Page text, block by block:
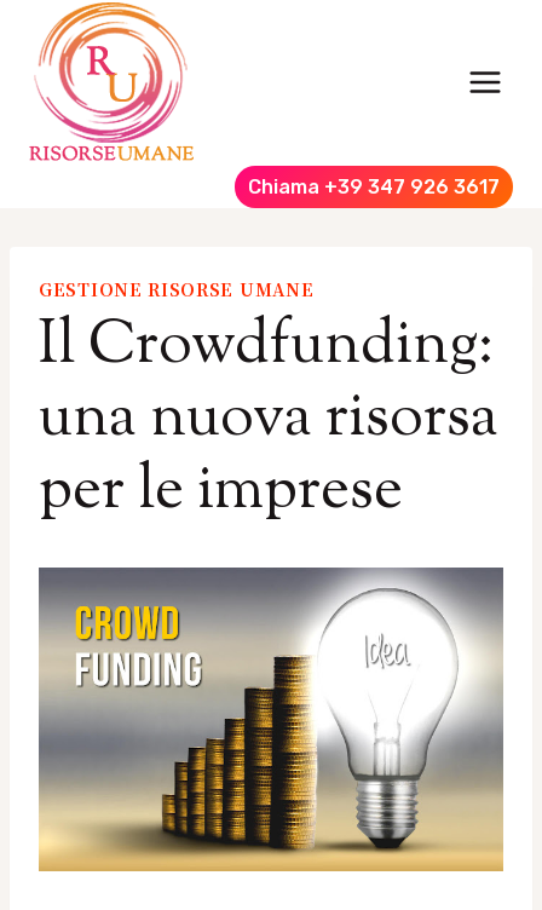
Salta
contenuto
Chiama +39 347 926 3617
GESTIONE RISORSE UMANE
Il Crowdfunding:
una nuova risorsa
per le imprese